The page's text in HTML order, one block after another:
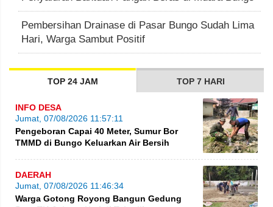
Pembersihan Drainase di Pasar Bungo Sudah Lima
Hari, Warga Sambut Positif
TOP 24 JAM TOP 7 HARI
INFO DESA
Jumat, 07/08/2026 11:57:11
Pengeboran Capai 40 Meter, Sumur Bor
TMMD di Bungo Keluarkan Air Bersih
DAERAH
Jumat, 07/08/2026 11:46:34
Warga Gotong Royong Bangun Gedung